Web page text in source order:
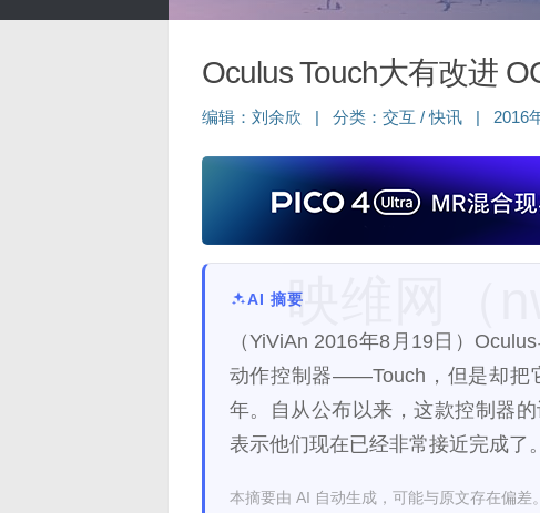
Oculus Touch大有改进
编辑： 刘余欣 分类： 交互 /快讯 2016
AI 摘要
（YiViAn 2016年8月19日）
动作控制器——Touch，但是却把
年。自从公布以来，这款控制器
表示他们现在已经非常接近完成了。
本摘要由 AI 自动生成，可能与原文存在偏差。
映维网（